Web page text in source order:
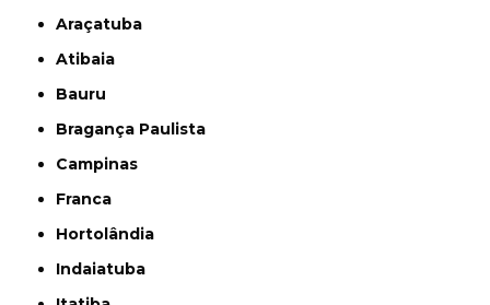
Araçatuba
Atibaia
Bauru
Bragança Paulista
Campinas
Franca
Hortolândia
Indaiatuba